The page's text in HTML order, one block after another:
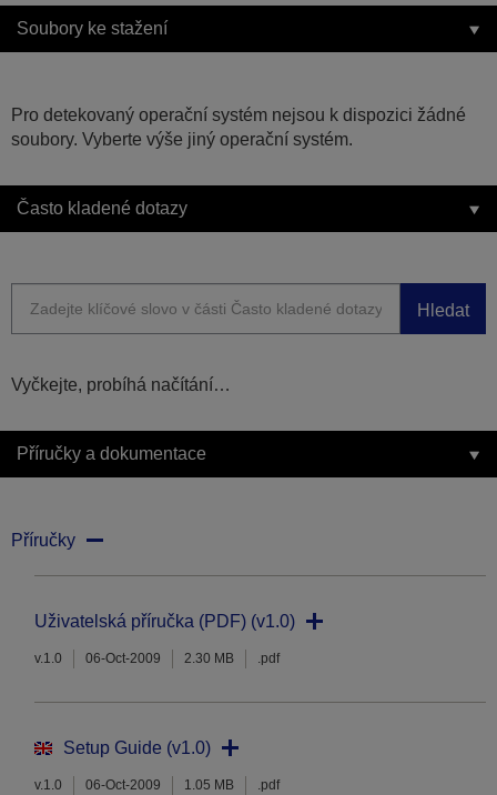
Soubory ke stažení
Pro detekovaný operační systém nejsou k dispozici žádné
soubory. Vyberte výše jiný operační systém.
Často kladené dotazy
Hledat
Vyčkejte, probíhá načítání…
Příručky a dokumentace
Příručky
Uživatelská příručka (PDF) (v1.0)
v.1.0 06-Oct-2009 2.30 MB .pdf
Setup Guide (v1.0)
v.1.0 06-Oct-2009 1.05 MB .pdf